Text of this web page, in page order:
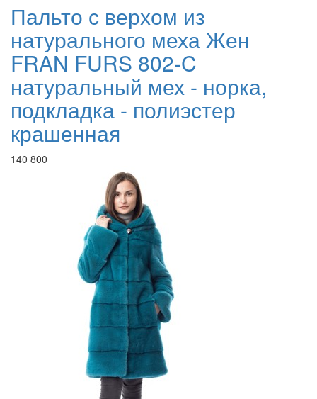
Пальто с верхом из
натурального меха Жен
FRAN FURS 802-C
натуральный мех - норка,
подкладка - полиэстер
крашенная
140 800